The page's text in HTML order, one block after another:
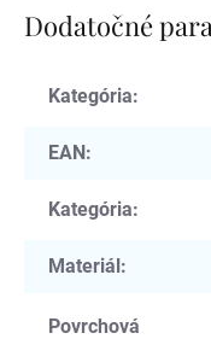
Dodatočné
Kategória:
EAN:
Kategória:
Materiál:
Povrchová